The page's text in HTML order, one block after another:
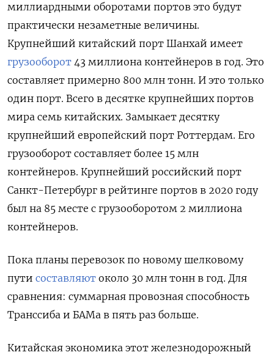
миллиардными оборотами портов это будут
практически незаметные величины.
Крупнейший китайский порт Шанхай имеет
грузооборот 43 миллиона контейнеров в год. Это
составляет примерно 800 млн тонн. И это только
один порт. Всего в десятке крупнейших портов
мира семь китайских. Замыкает десятку
крупнейший европейский порт Роттердам. Его
грузооборот составляет более 15 млн
контейнеров. Крупнейший российский порт
Санкт-Петербург в рейтинге портов в 2020 году
был на 85 месте с грузооборотом 2 миллиона
контейнеров.
Пока планы перевозок по новому шелковому
пути составляют около 30 млн тонн в год. Для
сравнения: суммарная провозная способность
Транссиба и БАМа в пять раз больше.
Китайская экономика этот железнодорожный